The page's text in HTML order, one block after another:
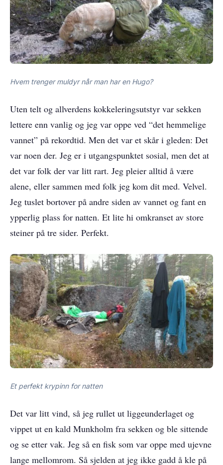
Hvem trenger muldyr når man har en Hugo?
Uten telt og allverdens kokkeleringsutstyr var sekken
lettere enn vanlig og jeg var oppe ved “det hemmelige
vannet” på rekordtid. Men det var et skår i gleden: Det
var noen der. Jeg er i utgangspunktet sosial, men det at
det var folk der var litt rart. Jeg pleier alltid å være
alene, eller sammen med folk jeg kom dit med. Velvel.
Jeg tuslet bortover på andre siden av vannet og fant en
ypperlig plass for natten. Et lite hi omkranset av store
steiner på tre sider. Perfekt.
Et perfekt krypinn for natten
Det var litt vind, så jeg rullet ut liggeunderlaget og
vippet ut en kald Munkholm fra sekken og ble sittende
og se etter vak. Jeg så en fisk som var oppe med ujevne
lange mellomrom. Så sjelden at jeg ikke gadd å kle på